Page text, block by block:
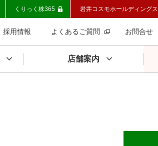
くりっく株365 岩井コスモホールディング
採用情報 よくあるご質問 お問合せ
店舗案内